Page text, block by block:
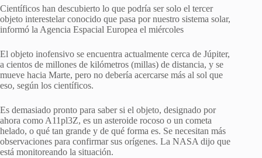
Científicos han descubierto lo que podría ser solo el tercer
objeto interestelar conocido que pasa por nuestro sistema solar,
informó la Agencia Espacial Europea el miércoles
El objeto inofensivo se encuentra actualmente cerca de Júpiter,
a cientos de millones de kilómetros (millas) de distancia, y se
mueve hacia Marte, pero no debería acercarse más al sol que
eso, según los científicos.
Es demasiado pronto para saber si el objeto, designado por
ahora como A11pl3Z, es un asteroide rocoso o un cometa
helado, o qué tan grande y de qué forma es. Se necesitan más
observaciones para confirmar sus orígenes. La NASA dijo que
está monitoreando la situación.